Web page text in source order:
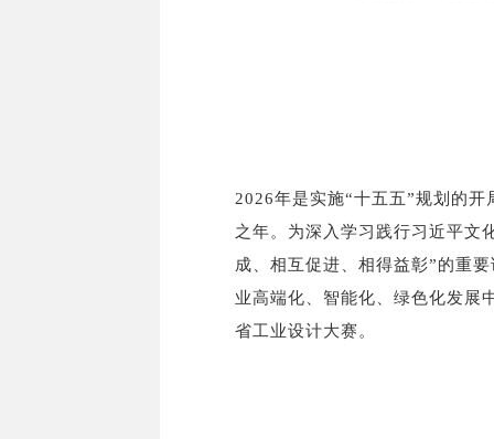
2026年是实施“十五五”规划的
之年。为深入学习践行习近平文
成、相互促进、相得益彰”的重
业高端化、智能化、绿色化发展
省工业设计大赛。